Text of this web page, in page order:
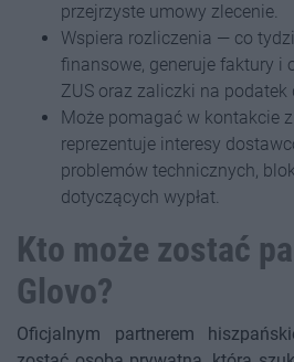
przejrzyste umowy zlecenie.
Wspiera rozliczenia — co
finansowe, generuje faktury i
ZUS oraz zaliczki na podatek
Może pomagać w kontakcie
reprezentuje interesy
problemów technicznych,
dotyczących wypłat.
Kto może zostać
Glovo?
Oficjalnym partnerem